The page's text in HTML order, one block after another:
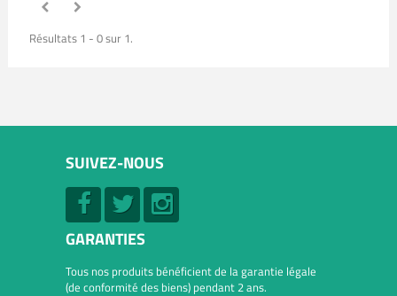
Résultats 1 - 0 sur 1.
SUIVEZ-NOUS
GARANTIES
Tous nos produits bénéficient de la garantie légale
(de conformité des biens) pendant 2 ans.